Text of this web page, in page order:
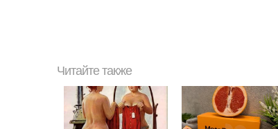
Читайте также